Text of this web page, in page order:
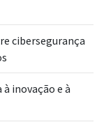
cibersegurança
à inovação e à